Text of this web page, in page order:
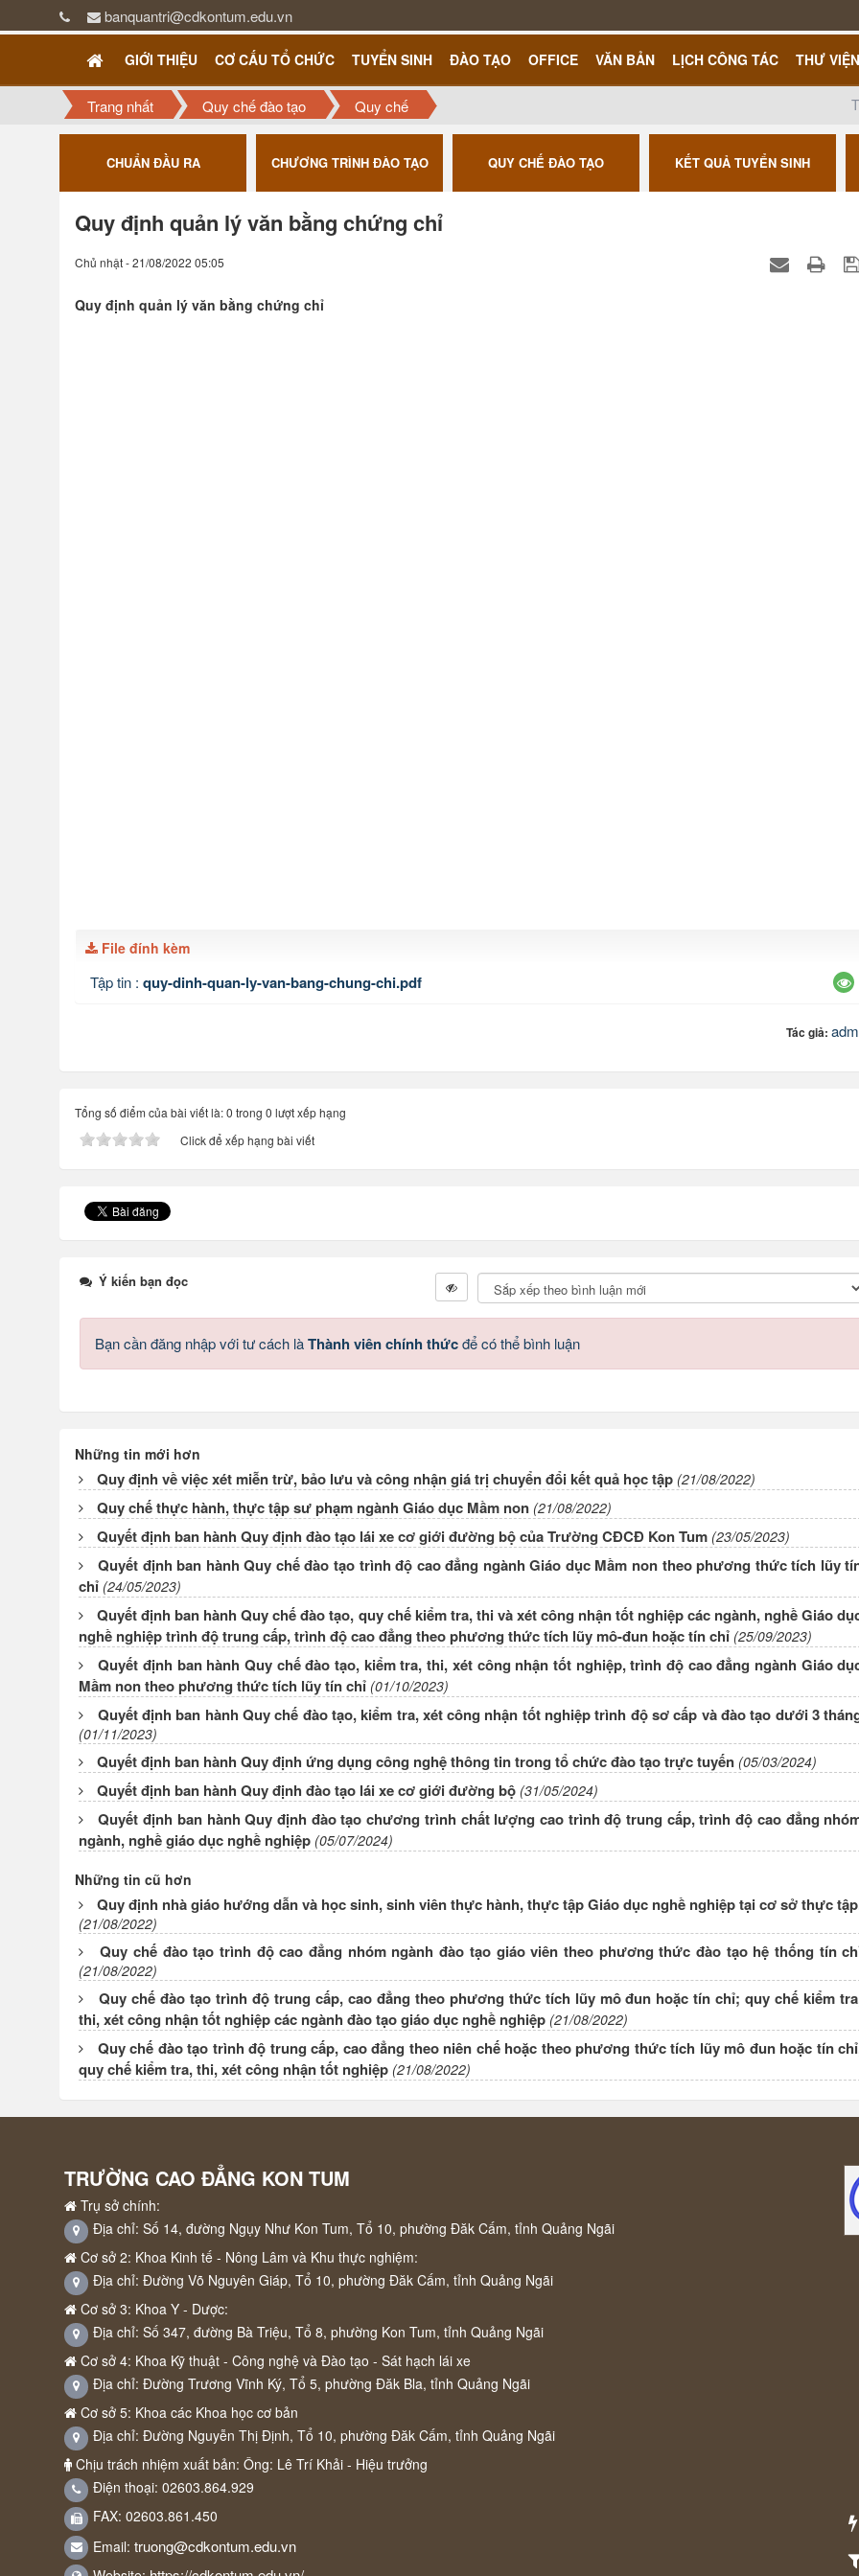
banquantri@cdkontum.edu.vn
GIỚI THIỆU CƠ CẤU TỔ CHỨC TUYỂN SINH ĐÀO TẠO OFFICE VĂN BẢN LỊCH CÔNG TÁC THƯ VIỆN
Trang nhất Quy chế đào tạo Quy chế
CHUẨN ĐẦU RA CHƯƠNG TRÌNH ĐÀO TẠO QUY CHẾ ĐÀO TẠO KẾT QUẢ TUYỂN SINH
Quy định quản lý văn bằng chứng chỉ
Chủ nhật - 21/08/2022 05:05
Quy định quản lý văn bằng chứng chỉ
File đính kèm
Tập tin : quy-dinh-quan-ly-van-bang-chung-chi.pdf
Tác giả:
Tổng số điểm của bài viết là: 0 trong 0 lượt xếp hạng
Click để xếp hạng bài viết
Ý kiến bạn đọc
Bạn cần đăng nhập với tư cách làThành viên chính thứcđể có thể bình luận
Những tin mới hơn
Quy định về việc xét miễn trừ, bảo lưu và công nhận giá trị chuyển đổi kết quả học tập (21/08/2022)
Quy chế thực hành, thực tập sư phạm ngành Giáo dục Mầm non (21/08/2022)
Quyết định ban hành Quy định đào tạo lái xe cơ giới đường bộ của Trường CĐCĐ Kon Tum (23/05/2023)
Quyết định ban hành Quy chế đào tạo trình độ cao đẳng ngành Giáo dục Mầm non theo phương thức tích lũy
chỉ (24/05/2023)
Quyết định ban hành Quy chế đào tạo, quy chế kiểm tra, thi và xét công nhận tốt nghiệp các ngành, nghề Giáo
nghề nghiệp trình độ trung cấp, trình độ cao đẳng theo phương thức tích lũy mô-đun hoặc tín chỉ (25/09/2023)
Quyết định ban hành Quy chế đào tạo, kiểm tra, thi, xét công nhận tốt nghiệp, trình độ cao đẳng ngành Giáo
Mầm non theo phương thức tích lũy tín chỉ (01/10/2023)
Quyết định ban hành Quy chế đào tạo, kiểm tra, xét công nhận tốt nghiệp trình độ sơ cấp và đào tạo dưới 3
(01/11/2023)
Quyết định ban hành Quy định ứng dụng công nghệ thông tin trong tổ chức đào tạo trực tuyến (05/03/2024)
Quyết định ban hành Quy định đào tạo lái xe cơ giới đường bộ (31/05/2024)
Quyết định ban hành Quy định đào tạo chương trình chất lượng cao trình độ trung cấp, trình độ cao đẳng
ngành, nghề giáo dục nghề nghiệp (05/07/2024)
Những tin cũ hơn
Quy định nhà giáo hướng dẫn và học sinh, sinh viên thực hành, thực tập Giáo dục nghề nghiệp tại cơ sở thực
(21/08/2022)
Quy chế đào tạo trình độ cao đẳng nhóm ngành đào tạo giáo viên theo phương thức đào tạo hệ thống tín
(21/08/2022)
Quy chế đào tạo trình độ trung cấp, cao đẳng theo phương thức tích lũy mô đun hoặc tín chỉ; quy chế kiểm
thi, xét công nhận tốt nghiệp các ngành đào tạo giáo dục nghề nghiệp (21/08/2022)
Quy chế đào tạo trình độ trung cấp, cao đẳng theo niên chế hoặc theo phương thức tích lũy mô đun hoặc tín
quy chế kiểm tra, thi, xét công nhận tốt nghiệp (21/08/2022)
TRƯỜNG CAO ĐẲNG KON TUM
Trụ sở chính:
Địa chỉ: Số 14, đường Ngụy Như Kon Tum, Tổ 10, phường Đăk Cấm, tỉnh Quảng Ngãi
Cơ sở 2: Khoa Kinh tế - Nông Lâm và Khu thực nghiệm:
Địa chỉ: Đường Võ Nguyên Giáp, Tổ 10, phường Đăk Cấm, tỉnh Quảng Ngãi
Cơ sở 3: Khoa Y - Dược:
Địa chỉ: Số 347, đường Bà Triệu, Tổ 8, phường Kon Tum, tỉnh Quảng Ngãi
Cơ sở 4: Khoa Kỹ thuật - Công nghệ và Đào tạo - Sát hạch lái xe
Địa chỉ: Đường Trương Vĩnh Ký, Tổ 5, phường Đăk Bla, tỉnh Quảng Ngãi
Cơ sở 5: Khoa các Khoa học cơ bản
Địa chỉ: Đường Nguyễn Thị Định, Tổ 10, phường Đăk Cấm, tỉnh Quảng Ngãi
Chịu trách nhiệm xuất bản: Ông: Lê Trí Khải - Hiệu trưởng
Điện thoại: 02603.864.929
FAX: 02603.861.450
Email: truong@cdkontum.edu.vn